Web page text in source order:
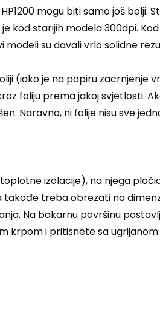
mogu biti samo još bolji.
kod starijih modela 300dpi.
su davali vrlo solidne
(iako je na papiru zacrnjenje
foliju prema jakoj svjetlosti.
Naravno, ni folije nisu sve
izolacije), na njega
treba obrezati na
Na bakarnu površinu
krpom i pritisnete sa